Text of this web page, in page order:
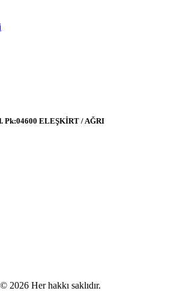
Pk:04600 ELEŞKİRT / AĞRI
© 2026 Her hakkı saklıdır.